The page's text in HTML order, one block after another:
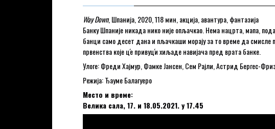
Way Down, Шпанија, 2020, 118 мин, акција, авантура, фантазија
Банку Шпаније никада нико није опљачкао. Нема нацрта, мапа,
банци само десет дана и пљачкаши морају за то време да
првенства које ц́е привуц́и хиљаде навијача пред врата банке.
Улоге: Фреди Хајмур, Фамке Јансен, Сем Рајли, Астрид Бергес-
Режија: Ђауме Балагуеро
Место и време:
Велика сала, 17. и 18.05.2021. у 17.45